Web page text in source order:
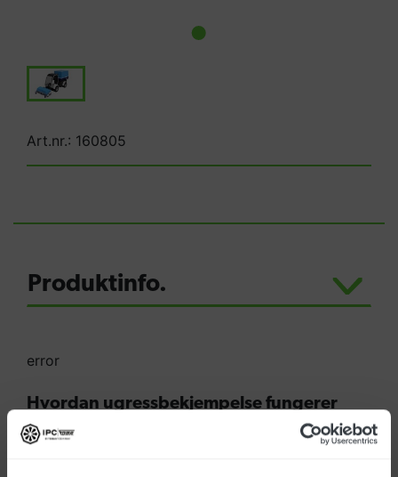
Art.nr.: 160805
Produktinfo.
error
Hvordan ugressbekjempelse fungerer
uten bruk av kjemikalier